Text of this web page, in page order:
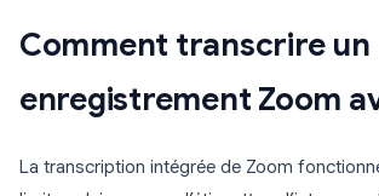
Comment transcrire un
enregistrement Zoom
La transcription intégrée de Zoom